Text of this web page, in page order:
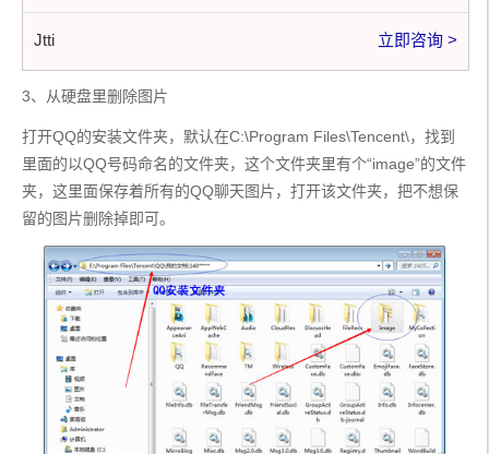
Jtti 立即咨询 >
3、从硬盘里删除图片
打开QQ的安装文件夹，默认在C:\Program Files\Tencent\，找到
里面的以QQ号码命名的文件夹，这个文件夹里有个“image”的文件
夹，这里面保存着所有的QQ聊天图片，打开该文件夹，把不想保
留的图片删除掉即可。